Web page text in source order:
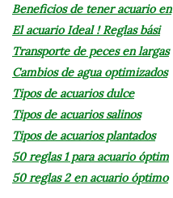
Beneficios de tener acuario en
El acuario Ideal ! Reglas bási
Transporte de peces en largas
Cambios de agua optimizados
Tipos de acuarios dulce
Tipos de acuarios salinos
Tipos de acuarios plantados
50 reglas 1 para acuario óptim
50 reglas 2 en acuario óptimo